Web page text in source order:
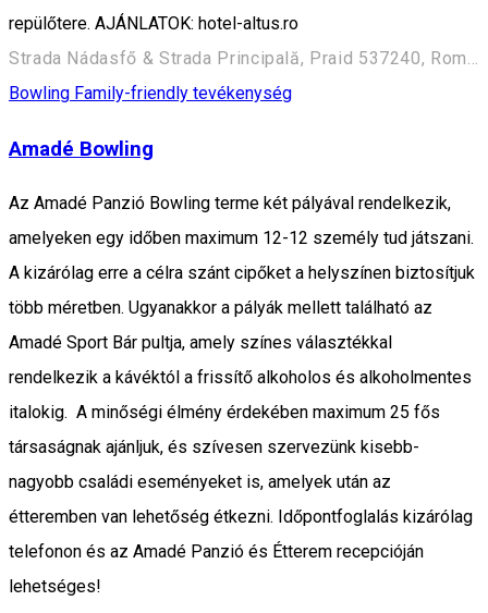
repülőtere. AJÁNLATOK: hotel-altus.ro
Bowling Family-friendly tevékenység
Amadé Bowling
Az Amadé Panzió Bowling terme két pályával rendelkezik,
amelyeken egy időben maximum 12-12 személy tud játszani.
A kizárólag erre a célra szánt cipőket a helyszínen biztosítjuk
több méretben. Ugyanakkor a pályák mellett található az
Amadé Sport Bár pultja, amely színes választékkal
rendelkezik a kávéktól a frissítő alkoholos és alkoholmentes
italokig. A minőségi élmény érdekében maximum 25 fős
társaságnak ajánljuk, és szívesen szervezünk kisebb-
nagyobb családi eseményeket is, amelyek után az
étteremben van lehetőség étkezni. Időpontfoglalás kizárólag
telefonon és az Amadé Panzió és Étterem recepcióján
lehetséges!